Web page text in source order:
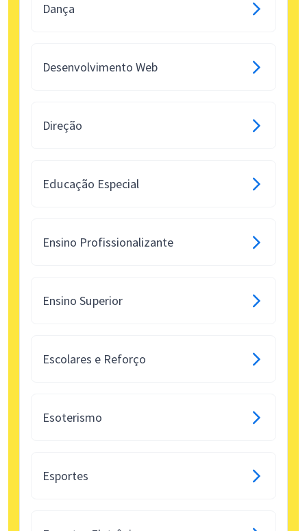
Dança
Desenvolvimento Web
Direção
Educação Especial
Ensino Profissionalizante
Ensino Superior
Escolares e Reforço
Esoterismo
Esportes